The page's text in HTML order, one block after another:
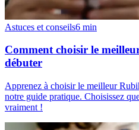
Astuces et conseils6 min
Comment choisir le
débuter
Apprenez à choisir le meilleur
notre guide pratique. Choisissez
vraiment !